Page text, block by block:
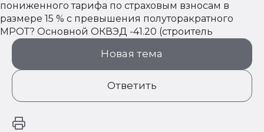
пониженного тарифа по страховым взносам в
размере 15 % с превышения полуторакратного
МРОТ? Основной ОКВЭД -41.20 (строитель
Новая тема
Ответить